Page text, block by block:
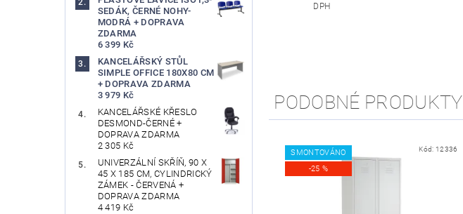
SEDÁK, ČERNÉ NOHY-
MODRÁ + DOPRAVA
ZDARMA
6 399 Kč
KANCELÁŘSKÝ STŮL
SIMPLE OFFICE 180X80 CM
+ DOPRAVA ZDARMA
3 979 Kč
KANCELÁŘSKÉ KŘESLO
DESMOND-ČERNÉ +
DOPRAVA ZDARMA
2 305 Kč
UNIVERZÁLNÍ SKŘÍŇ, 90 X
45 X 185 CM, CYLINDRICKÝ
ZÁMEK - ČERVENÁ +
DOPRAVA ZDARMA
4 419 Kč
DPH
PODOBNÉ PRODUKTY
SMONTOVÁNO
-25 %
Kód: 12336